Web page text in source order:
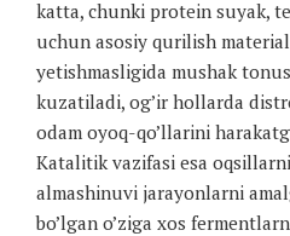
katta, chunki protein suyak,
uchun asosiy qurilish
yetishmasligida mushak
kuzatiladi, og’ir hollarda
odam oyoq-qo’llarini
Katalitik vazifasi esa
almashinuvi jarayonlarni
bo’lgan o’ziga xos